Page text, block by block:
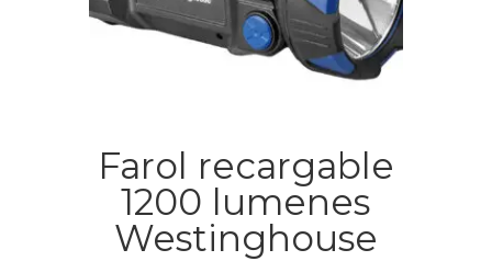
Farol recargable
1200 lumenes
Westinghouse